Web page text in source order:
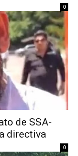
0
de SSA-
directiva
0